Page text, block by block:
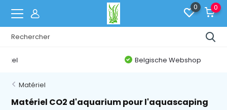
0 0
Belgische Webshop
Matériel
Matériel CO2 d'aquarium pour l'aquascaping